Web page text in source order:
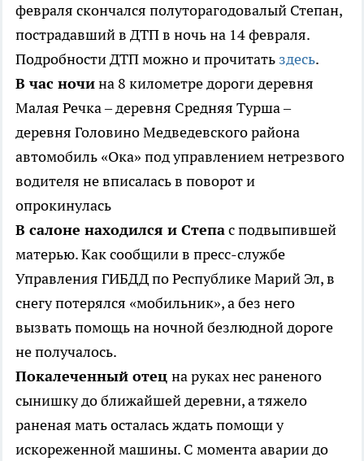
февраля скончался полуторагодовалый Степан,
пострадавший в ДТП в ночь на 14 февраля.
Подробности ДТП можно и прочитать здесь.
В час ночина 8 километре дороги деревня
Малая Речка – деревня Средняя Турша –
деревня Головино Медведевского района
автомобиль «Ока» под управлением нетрезвого
водителя не вписалась в поворот и
опрокинулась
В салоне находился и Степас подвыпившей
матерью. Как сообщили в пресс-службе
Управления ГИБДД по Республике Марий Эл, в
снегу потерялся «мобильник», а без него
вызвать помощь на ночной безлюдной дороге
не получалось.
Покалеченный отец на руках нес раненого
сынишку до ближайшей деревни, а тяжело
раненая мать осталась ждать помощи у
искореженной машины. С момента аварии до